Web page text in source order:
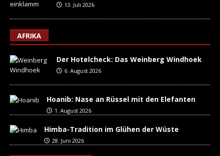
13. Juli 2026
AFRIKA
Der Hotelcheck: Das Weinberg Windhoek
6. August 2026
Hoanib: Nase an Rüssel mit den Elefanten
1. August 2026
Himba-Tradition im Glühen der Wüste
28. Juni 2026